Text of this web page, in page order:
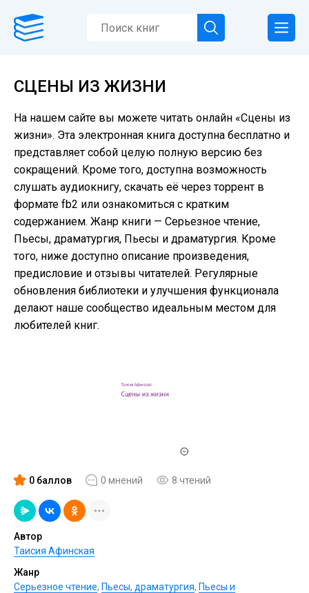
СЦЕНЫ ИЗ ЖИЗНИ
На нашем сайте вы можете читать онлайн «Сцены из
жизни». Эта электронная книга доступна бесплатно и
представляет собой целую полную версию без
сокращений. Кроме того, доступна возможность
слушать аудиокнигу, скачать её через торрент в
формате fb2 или ознакомиться с кратким
содержанием. Жанр книги — Серьезное чтение,
Пьесы, драматургия, Пьесы и драматургия. Кроме
того, ниже доступно описание произведения,
предисловие и отзывы читателей. Регулярные
обновления библиотеки и улучшения функционала
делают наше сообщество идеальным местом для
любителей книг.
0 баллов 0 мнений 8 чтений
Автор
Таисия Афинская
Жанр
Серьезное чтение, Пьесы, драматургия, Пьесы и